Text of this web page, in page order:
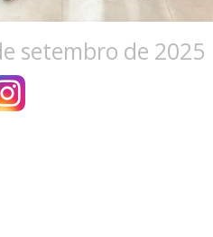
setembro de 2025